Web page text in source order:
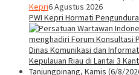
Kepri6 Agustus 2026
PWI Kepri Hormati